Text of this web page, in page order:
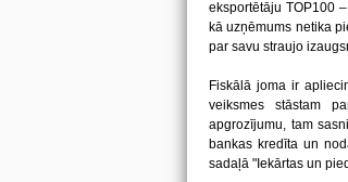
eksportētāju TOP100
kā uzņēmums netika
par savu straujo
Fiskālā joma ir
veiksmes stāstam
apgrozījumu, tam
bankas kredīta un
sadaļā "Iekārtas un